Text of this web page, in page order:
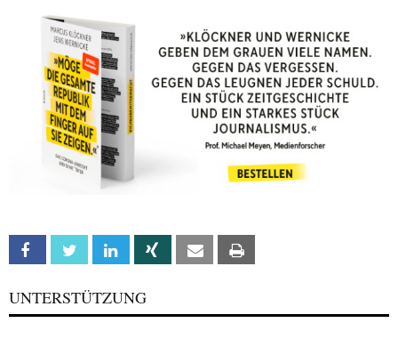
Facebook Twitter Linkedin Xing Email
UNTERSTÜTZUNG